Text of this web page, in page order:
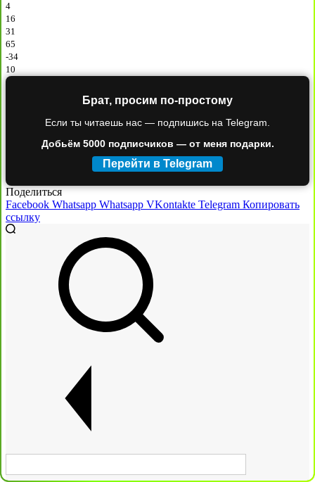
4
16
31
65
-34
10
Брат, просим по-простому
Если ты читаешь нас — подпишись на Telegram.
Добьём 5000 подписчиков — от меня подарки.
Перейти в Telegram
Поделиться
Facebook Whatsapp Whatsapp VKontakte Telegram Копировать
ссылку